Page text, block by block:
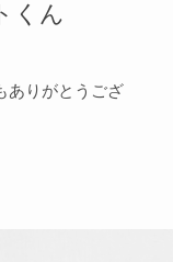
くん
りがとうござ